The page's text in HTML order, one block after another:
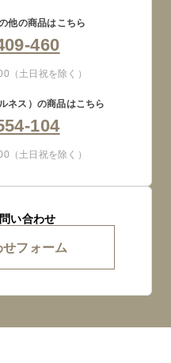
他の商品はこちら
460
（土日祝を除く）
ネス）の商品はこちら
104
（土日祝を除く）
い合わせ
フォーム